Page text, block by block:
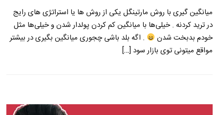
میانگین گیری با روش مارتینگل یکی از روش ها یا استراتژی های رایج
در ترید کردنه . خیلی‌ها با میانگین کم کردن پولدار شدن و خیلی‌ها مثل
خودم بدبخت شدن
. اگه بلد باشی چجوری میانگین بگیری در بیشتر
مواقع میتونی توی بازار سود […]